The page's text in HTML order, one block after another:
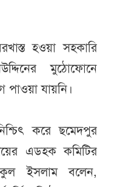
হওয়া সহকারি
মুঠোফোনে
যায়নি।
করে ছমেদপুর
এডহক কমিটির
ইসলাম বলেন,